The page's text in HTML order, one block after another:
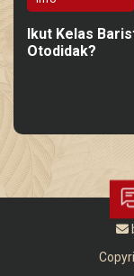
Ikut Kelas
Otodidak?